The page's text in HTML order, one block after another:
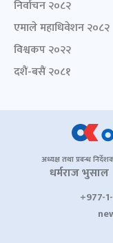
निर्वाचन २०८२
एमाले महाधिवेशन २०८२
विश्वकप २०२२
दशैं-बसैं २०८१
अध्यक्ष तथा प्रबन्ध
धर्मराज भुसाल
+977-